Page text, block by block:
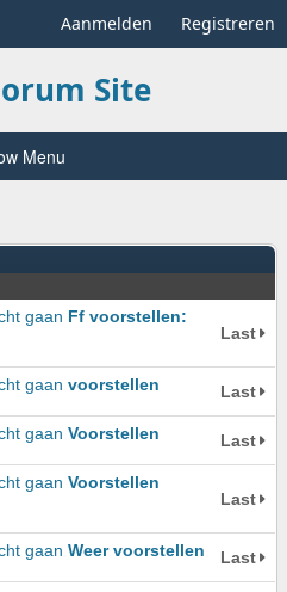
Aanmelden Registreren
Site
Menu
Ff voorstellen:
Last
voorstellen Last
Voorstellen Last
Voorstellen
Last
Weer voorstellen Last